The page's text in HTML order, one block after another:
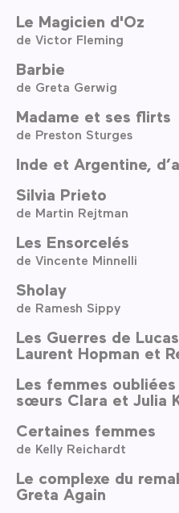
Le Magicien d'Oz
de Victor Fleming
Barbie
de Greta Gerwig
Madame et ses flirts
de Preston Sturges
Inde et Argentine,
Silvia Prieto
de Martin Rejtman
Les Ensorcelés
de Vincente Minnelli
Sholay
de Ramesh Sippy
Les Guerres de
Laurent Hopman et
Les femmes
sœurs Clara et Julia
Certaines femmes
de Kelly Reichardt
Le complexe du
Greta Again